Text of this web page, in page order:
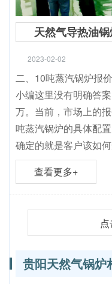
天然气导热油
2023-02-02
二、10吨蒸汽锅炉报
小编这里没有明确答
万。当前，市场上的
吨蒸汽锅炉的具体配
确定的就是客户该如
查看更多+
贵阳天然气锅炉